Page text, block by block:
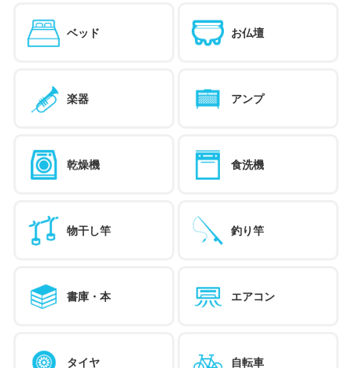
ベッド お仏壇
楽器 アンプ
乾燥機 食洗機
物干し竿 釣り竿
書庫・本 エアコン
タイヤ 自転車